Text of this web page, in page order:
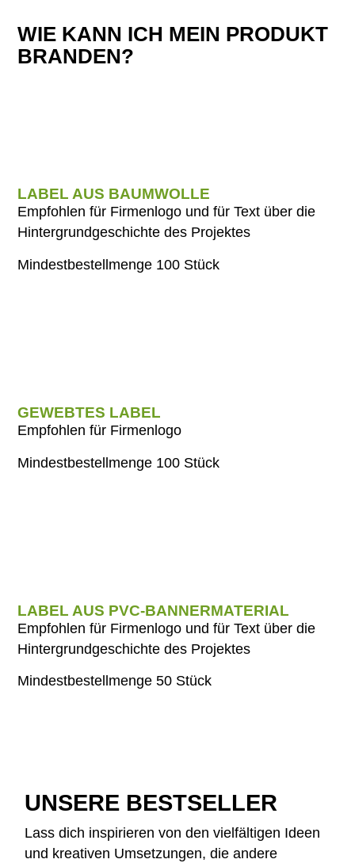
WIE KANN ICH MEIN PRODUKT
BRANDEN?
LABEL AUS BAUMWOLLE
Empfohlen für Firmenlogo und für Text über die
Hintergrundgeschichte des Projektes
Mindestbestellmenge 100 Stück
GEWEBTES LABEL
Empfohlen für Firmenlogo
Mindestbestellmenge 100 Stück
LABEL AUS PVC-BANNERMATERIAL
Empfohlen für Firmenlogo und für Text über die
Hintergrundgeschichte des Projektes
Mindestbestellmenge 50 Stück
UNSERE BESTSELLER
Lass dich inspirieren von den vielfältigen Ideen
und kreativen Umsetzungen, die andere